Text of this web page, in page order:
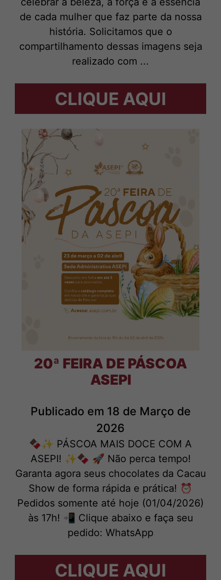
de cada mulher que faz parte da nossa
história. Solicitamos que o
compartilhamento dessas imagens seja
realizado com ...
CLIQUE AQUI
20ª FEIRA DE PÁSCOA
ASEPI
Publicado em 18 de Março de
2026
🍫✨ PÁSCOA MAIS DOCE COM A
ASEPI! ✨🍫 🚀 Não perca tempo!
Garanta agora seus chocolates da Cacau
Show de forma rápida e prática! ⏰
Pedidos somente até hoje (01/04/2026)
às 17h! 📲 Clique abaixo e faça seu
pedido: WhatsApp
CLIQUE AQUI